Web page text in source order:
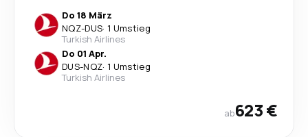
Do 18 März
NQZ-DUS· 1 Umstieg
Turkish Airlines
Do 01 Apr.
DUS-NQZ· 1 Umstieg
Turkish Airlines
ab623 €